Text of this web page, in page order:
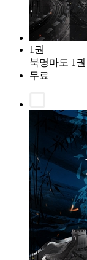
1권
북명마도 1권
무료